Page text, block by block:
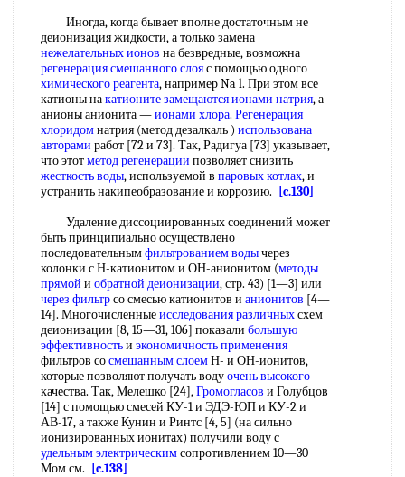
Иногда, когда бывает вполне достаточным не
деионизация жидкости, а только замена
нежелательных ионов на безвредные, возможна
регенерация смешанного слояс помощью одного
химического реагента, например Na l. При этом все
катионы накатионите замещаютсяионами натрия, а
анионы анионита —ионами хлора. Регенерация
хлоридомнатрия (метод дезалкаль ) использована
авторами работ [72 и 73]. Так, Радигуа [73] указывает,
что этотметод регенерации позволяет снизить
жесткость воды, используемой в паровых котлах, и
устранить накипеобразование и коррозию.
[c.130]
Удаление диссоциированных соединений может
быть принципиально осуществлено
последовательнымфильтрованием водычерез
колонки с Н-катионитом и ОН-анионитом (методы
прямой и обратной деионизации, стр. 43) [1—3] или
через фильтрсо смесью катионитов и анионитов [4—
14]. Многочисленныеисследования различныхсхем
деионизации [8, 15—31, 106] показали большую
эффективностьи экономичность применения
фильтров сосмешанным слоемН- и ОН-ионитов,
которые позволяют получать водуочень высокого
качества. Так, Мелешко [24],Громогласов и Голубцов
[14] с помощью смесей КУ-1 и ЭДЭ-ЮП и КУ-2 и
АВ-17, а также Кунин и Ринтс [4, 5] (на сильно
ионизированных ионитах) получили воду с
удельным электрическимсопротивлением 10—30
Мом см.
[c.138]